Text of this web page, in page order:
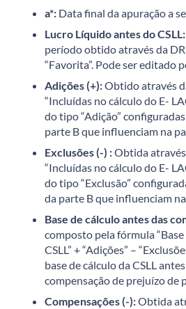
a*: Data final da apuração a
Lucro Líquido antes do CSLL:
período obtido através da
“Favorita”. Pode ser editado
Adições (+):Obtido através
“Incluídas no cálculo do E-
do tipo “Adição”
parte B que influenciam na
Exclusões (-) :Obtida
“Incluídas no cálculo do E-
do tipo “Exclusão”
da parte B que influenciam
Base de cálculo antes das
composto pela fórmula
CSLL” + “Adições” –
base de cálculo da CSLL
compensação de prejuízo de
Compensações (-):Obtida